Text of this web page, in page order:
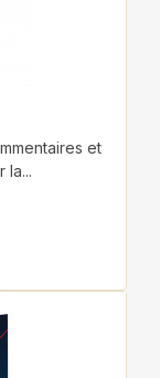
et
la...